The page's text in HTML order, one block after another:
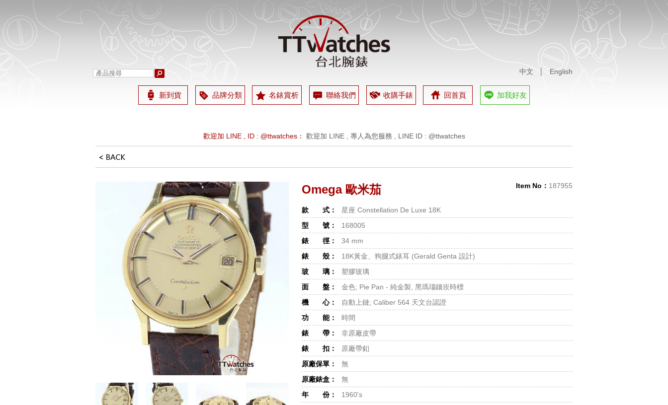
中文 English
新到貨 品牌分類 名錶賞析 聯絡我們 收購手錶 回首頁 加我好友
歡迎加 LINE , ID : @ttwatches： 歡迎加 LINE , 專人為您服務 , LINE ID : @ttwatches
Item No： 187955
Omega 歐米茄
款 式：
星座 Constellation De Luxe 18K
型 號：
168005
錶 徑：
34 mm
錶 殼：
18K黃金、狗腿式錶耳 (Gerald Genta 設計)
玻 璃：
塑膠玻璃
面 盤：
金色; Pie Pan - 純金製, 黑瑪瑙鑲崁時標
機 心：
自動上鏈; Caliber 564 天文台認證
功 能：
時間
錶 帶：
非原廠皮帶
錶 扣：
原廠帶釦
原廠保單：
無
原廠錶盒：
無
年 份：
1960's